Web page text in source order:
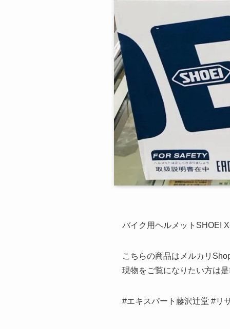
バイク用ヘルメットSHOEI
こちらの商品はメルカリ
現物をご覧になりたい方は
#エキスパート藤沢辻堂 #リ